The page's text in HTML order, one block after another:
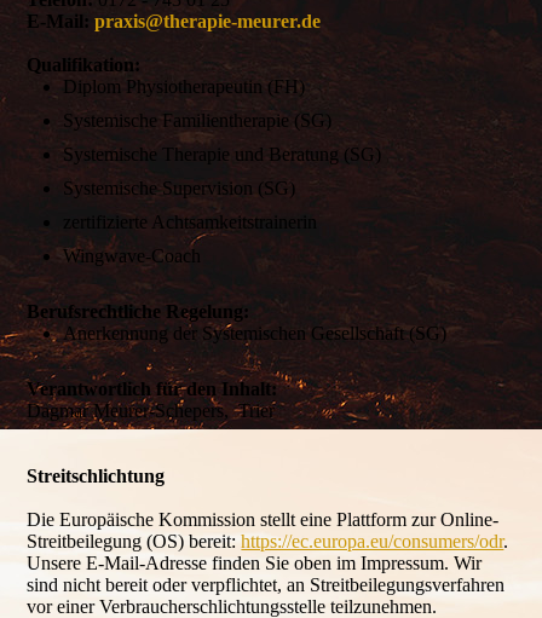
E-Mail:praxis@therapie-meurer.de
Qualifikation:
Diplom Physiotherapeutin (FH)
Systemische Familientherapie (SG)
Systemische Therapie und Beratung (SG)
Systemische Supervision (SG)
zertifizierte Achtsamkeitstrainerin
Wingwave-Coach
Berufsrechtliche Regelung:
Anerkennung der Systemischen Gesellschaft (SG)
Verantwortlich für den Inhalt:
Dagmar Meurer-Schepers, Trier
Streitschlichtung
Die Europäische Kommission stellt eine Plattform zur Online-
Streitbeilegung (OS) bereit:https://ec.europa.eu/consumers/odr.
Unsere E-Mail-Adresse finden Sie oben im Impressum. Wir
sind nicht bereit oder verpflichtet, an Streitbeilegungsverfahren
vor einer Verbraucherschlichtungsstelle teilzunehmen.